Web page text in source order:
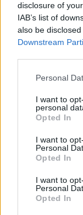
disclosure of
IAB’s list of
also be
Downstream
Personal
I want to
personal
Opted In
I want to
Personal
Opted In
I want to
Personal
Opted In